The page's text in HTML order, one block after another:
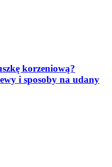
korzeniową?
i sposoby na udany